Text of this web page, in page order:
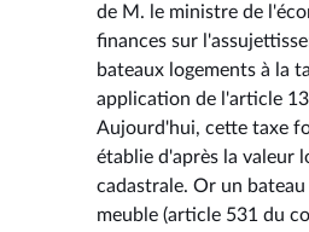
de M. le ministre de
finances sur
bateaux logements à la
application de l'article
Aujourd'hui, cette taxe
établie d'après la valeur
cadastrale. Or un
meuble (article 531 du